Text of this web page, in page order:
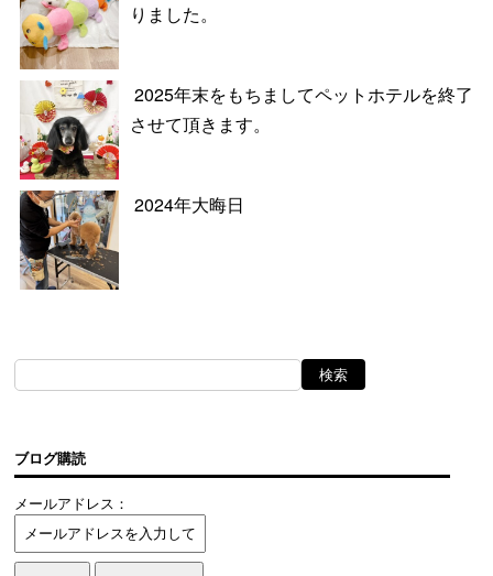
りました。
2025年末をもちましてペットホテルを終了
させて頂きます。
2024年大晦日
ブログ購読
メールアドレス：